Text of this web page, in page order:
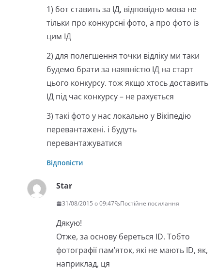
1) бот ставить за ІД, відповідно мова не
тільки про конкурсні фото, а про фото із
цим ІД
2) для полегшення точки відліку ми таки
будемо брати за наявністю ІД на старт
цього конкурсу. тож якщо хтось доставить
ІД під час конкурсу – не рахується
3) такі фото у нас локально у Вікіпедію
перевантажені. і будуть
перевантажуватися
Відповісти
Star
31/08/2015 о 09:47 Постійне посилання
Дякую!
Отже, за основу береться ID. Тобто
фотографії пам’яток, які не мають ID, як,
наприклад, ця